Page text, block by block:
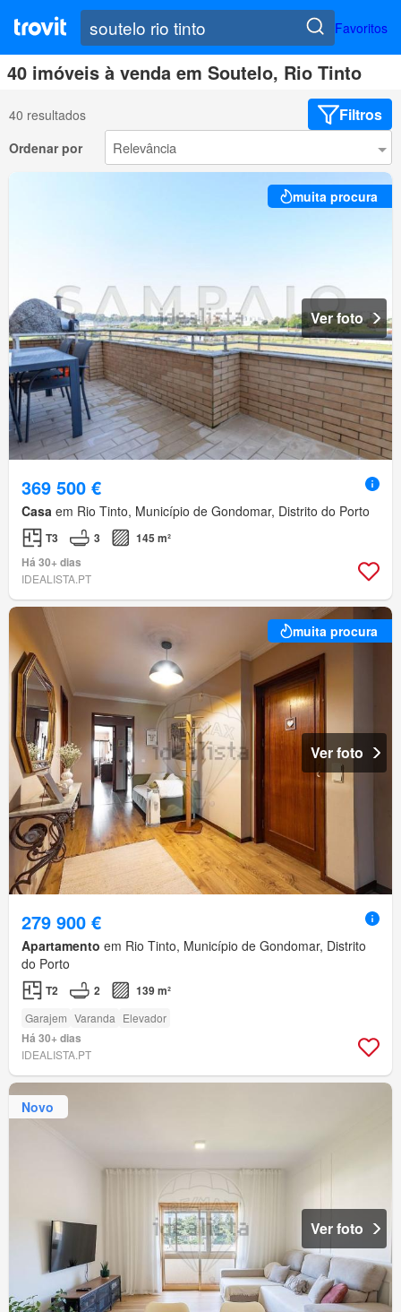
Favoritos
40 imóveis à venda em Soutelo, Rio Tinto
40 resultados Filtros
Ordenar por
muita procura
Ver foto
369 500 €
Casa em Rio Tinto, Município de Gondomar, Distrito do Porto
T3 3
145 m²
Há 30+ dias
IDEALISTA.PT
muita procura
Ver foto
279 900 €
Apartamento em Rio Tinto, Município de Gondomar, Distrito
do Porto
T2 2 139 m²
Garajem Varanda Elevador
Há 30+ dias
IDEALISTA.PT
Novo
Ver foto